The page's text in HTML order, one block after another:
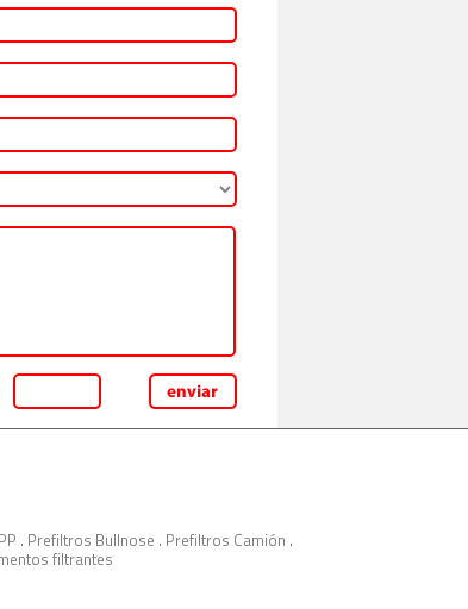
. Prefiltros Bullnose . Prefiltros Camión .
filtrantes